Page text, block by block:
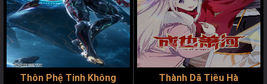
Thôn Phệ Tinh Không Thành Dã Tiêu Hà